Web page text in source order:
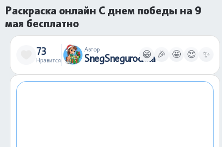
Раскраска онлайн С днем победы на 9
мая бесплатно
73
Нравится
Автор
SnegSnegurochka
😁 🎉 🤩 😍 ✨